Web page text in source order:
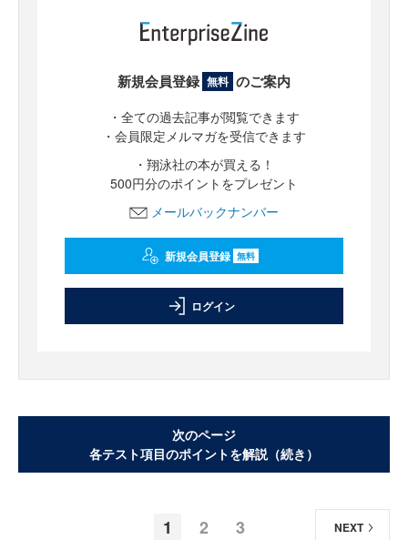
新規会員登録 無料 のご案内
・全ての過去記事が閲覧できます
・会員限定メルマガを受信できます
・翔泳社の本が買える！
500円分のポイントをプレゼント
メールバックナンバー
新規会員登録 無料
ログイン
次のページ
各テスト項目のポイントを解説（続き）
1 2 3 NEXT